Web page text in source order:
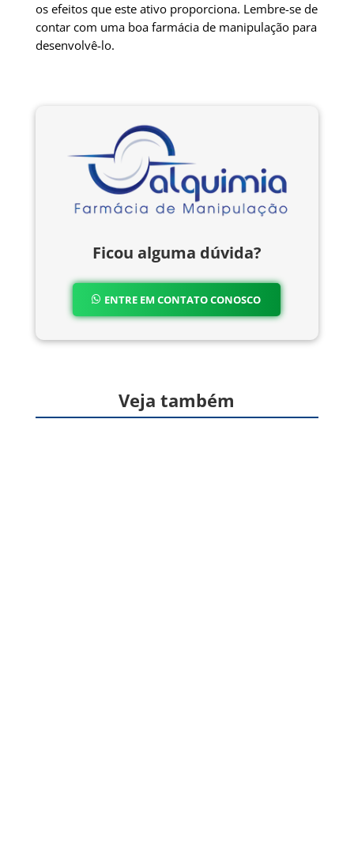
os efeitos que este ativo proporciona. Lembre-se de
contar com uma boa farmácia de manipulação para
desenvolvê-lo.
Ficou alguma dúvida?
ENTRE EM CONTATO CONOSCO
Veja também